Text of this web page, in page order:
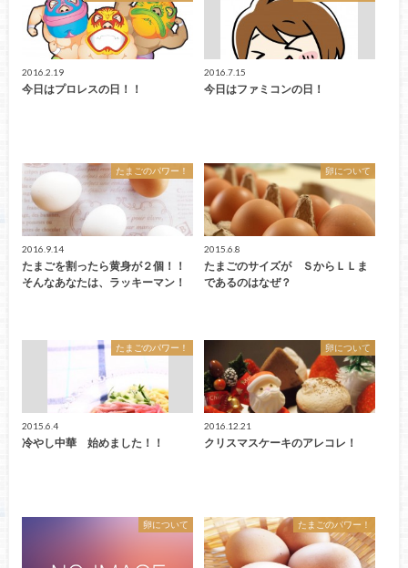
2016.2.19
今日はプロレスの日！！
2016.7.15
今日はファミコンの日！
たまごのパワー！
2016.9.14
たまごを割ったら黄身が２個！！
そんなあなたは、ラッキーマン！
卵について
2015.6.8
たまごのサイズが ＳからＬＬま
であるのはなぜ？
たまごのパワー！
2015.6.4
冷やし中華 始めました！！
卵について
2016.12.21
クリスマスケーキのアレコレ！
卵について たまごのパワー！